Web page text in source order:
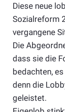
Diese neue
Sozialreform
vergangene
Die
dass sie die
bedachten,
denn die
geleistet.